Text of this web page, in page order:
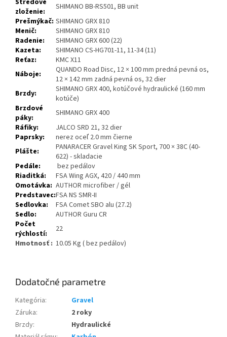
Stredové
zloženie:
SHIMANO BB-RS501, BB unit
Prešmýkač: SHIMANO GRX 810
Menič:
SHIMANO GRX 810
Radenie:
SHIMANO GRX 600 (22)
Kazeta:
SHIMANO CS-HG701-11, 11-34 (11)
Reťaz:
KMC X11
Náboje:
QUANDO Road Disc, 12 × 100 mm predná pevná os,
12 × 142 mm zadná pevná os, 32 dier
Brzdy:
SHIMANO GRX 400, kotúčové hydraulické (160 mm
kotúče)
Brzdové
páky:
SHIMANO GRX 400
Ráfiky:
JALCO SRD 21, 32 dier
Paprsky:
nerez oceľ 2.0 mm čierne
Plášte:
PANARACER Gravel King SK Sport, 700 × 38C (40-
622) - skladacie
Pedále:
bez pedálov
Riaditká:
FSA Wing AGX, 420 / 440 mm
Omotávka: AUTHOR microfiber / gél
Predstavec:FSA NS SMR-II
Sedlovka:
FSA Comet SBO alu (27.2)
Sedlo:
AUTHOR Guru CR
Počet
rýchlostí:
22
Hmotnosť : 10.05 Kg ( bez pedálov)
Dodatočné parametre
Kategória:
Gravel
Záruka:
2 roky
Brzdy:
Hydraulické